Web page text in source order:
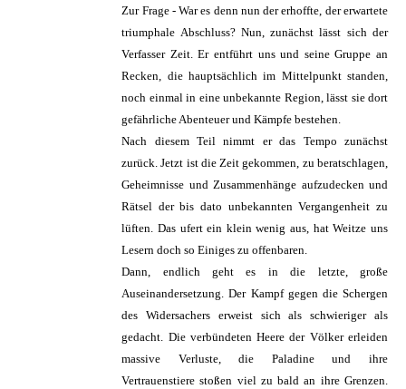
Zur Frage - War es denn nun der erhoffte, der erwartete
triumphale Abschluss? Nun, zunächst lässt sich der
Verfasser Zeit. Er entführt uns und seine Gruppe an
Recken, die hauptsächlich im Mittelpunkt standen,
noch einmal in eine unbekannte Region, lässt sie dort
gefährliche Abenteuer und Kämpfe bestehen.
Nach diesem Teil nimmt er das Tempo zunächst
zurück. Jetzt ist die Zeit gekommen, zu beratschlagen,
Geheimnisse und Zusammenhänge aufzudecken und
Rätsel der bis dato unbekannten Vergangenheit zu
lüften. Das ufert ein klein wenig aus, hat Weitze uns
Lesern doch so Einiges zu offenbaren.
Dann, endlich geht es in die letzte, große
Auseinandersetzung. Der Kampf gegen die Schergen
des Widersachers erweist sich als schwieriger als
gedacht. Die verbündeten Heere der Völker erleiden
massive Verluste, die Paladine und ihre
Vertrauenstiere stoßen viel zu bald an ihre Grenzen.